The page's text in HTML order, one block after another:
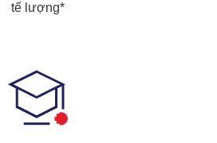
tế lượng*